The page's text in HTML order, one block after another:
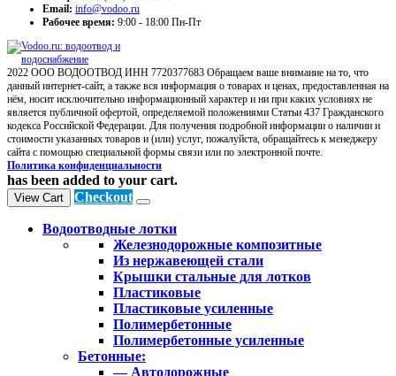
Email: info@vodoo.ru
Рабочее время: 9:00 - 18:00 Пн-Пт
2022 ООО ВОДООТВОД ИНН 7720377683 Обращаем ваше внимание на то, что
данный интернет-сайт, а также вся информация о товарах и ценах, предоставленная на
нём, носит исключительно информационный характер и ни при каких условиях не
является публичной офертой, определяемой положениями Статьи 437 Гражданского
кодекса Российской Федерации. Для получения подробной информации о наличии и
стоимости указанных товаров и (или) услуг, пожалуйста, обращайтесь к менеджеру
сайта с помощью специальной формы связи или по электронной почте.
Политика конфиденциальности
has been added to your cart.
View Cart Checkout
Водоотводные лотки
Железнодорожные композитные
Из нержавеющей стали
Крышки стальные для лотков
Пластиковые
Пластиковые усиленные
Полимербетонные
Полимербетонные усиленные
Бетонные:
— Автодорожные